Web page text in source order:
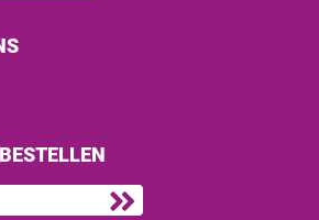
Facebook
us on Twitter